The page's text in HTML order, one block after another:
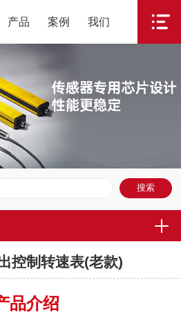
产品 案例 我们
控制转速表(老款)
品介绍